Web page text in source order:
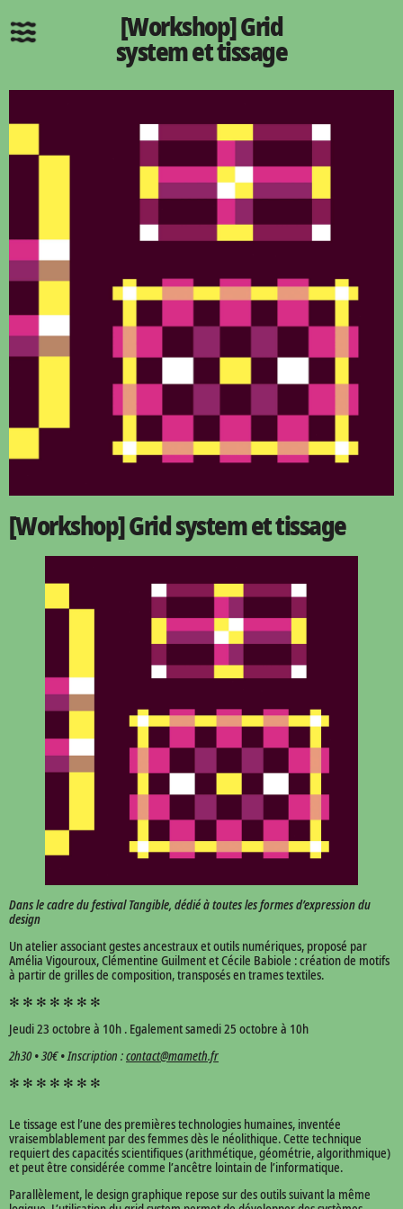
[Workshop] Grid
system et tissage
[Workshop] Grid system et tissage
Dans le cadre du festival Tangible, dédié à toutes les formes d’expression du
design
Un atelier associant gestes ancestraux et outils numériques, proposé par
Amélia Vigouroux, Clémentine Guilment et Cécile Babiole : création de motifs
à partir de grilles de composition, transposés en trames textiles.
✻ ✻ ✻ ✻ ✻ ✻ ✻
Jeudi 23 octobre à 10h . Egalement samedi 25 octobre à 10h
2h30 • 30€ • Inscription :contact@mameth.fr
✻ ✻ ✻ ✻ ✻ ✻ ✻
Le tissage est l’une des premières technologies humaines, inventée
vraisemblablement par des femmes dès le néolithique. Cette technique
requiert des capacités scientifiques (arithmétique, géométrie, algorithmique)
et peut être considérée comme l’ancêtre lointain de l’informatique.
Parallèlement, le design graphique repose sur des outils suivant la même